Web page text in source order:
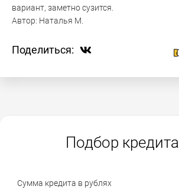
вариант, заметно сузится.
Автор: Наталья М.
Поделиться:
Подбор кредита
Сумма кредита в рублях